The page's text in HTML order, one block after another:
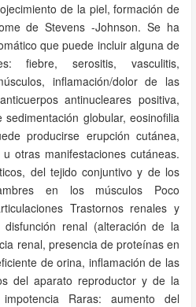
de la piel, formación de
de Stevens -Johnson. Se ha
que puede incluir alguna de
fiebre, serositis, vasculitis,
inflamación/dolor de las
antinucleares positiva,
globular, eosinofilia
producirse erupción cutánea,
otras manifestaciones cutáneas.
del tejido conjuntivo y de los
en los músculos Poco
Trastornos renales y
disfunción renal (alteración de la
renal, presencia de proteínas en
de orina, inflamación de las
del aparato reproductor y de la
Raras: aumento del